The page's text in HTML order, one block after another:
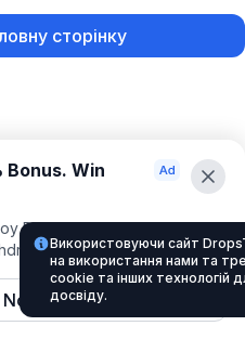
сторінку
Win
Best VIP Club, Daily
Використовуючи сайт
на використання нами та
cookie та інших технологій
досвіду.